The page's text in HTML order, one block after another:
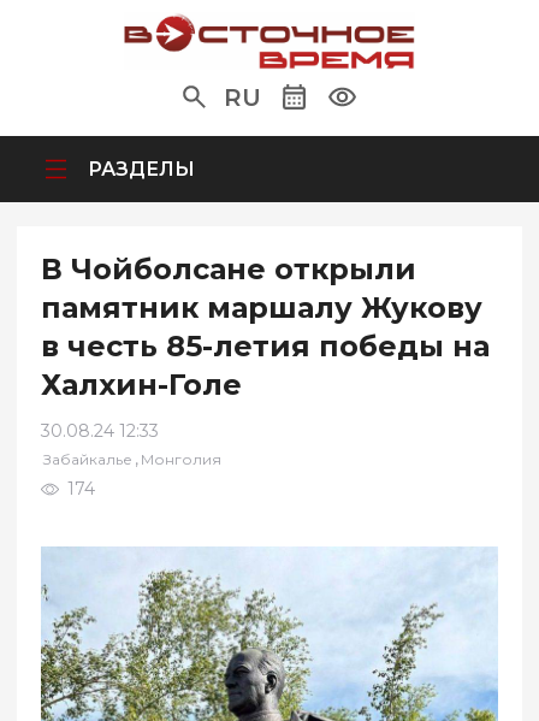
RU
РАЗДЕЛЫ
В Чойболсане открыли
памятник маршалу Жукову
в честь 85-летия победы на
Халхин-Голе
30.08.24 12:33
Забайкалье , Монголия
174